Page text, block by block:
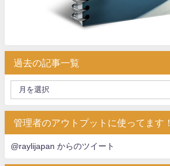
過去の記事一覧
管理者のアウトプットに使ってます！
@raylijapan からのツイート